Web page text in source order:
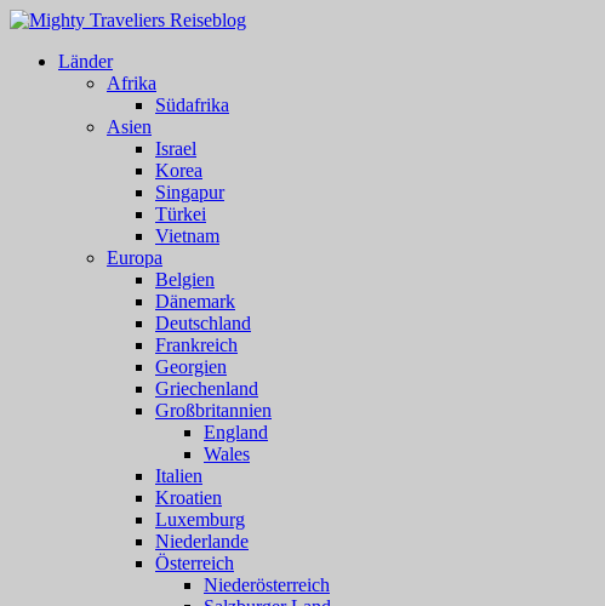
Länder
Afrika
Südafrika
Asien
Israel
Korea
Singapur
Türkei
Vietnam
Europa
Belgien
Dänemark
Deutschland
Frankreich
Georgien
Griechenland
Großbritannien
England
Wales
Italien
Kroatien
Luxemburg
Niederlande
Österreich
Niederösterreich